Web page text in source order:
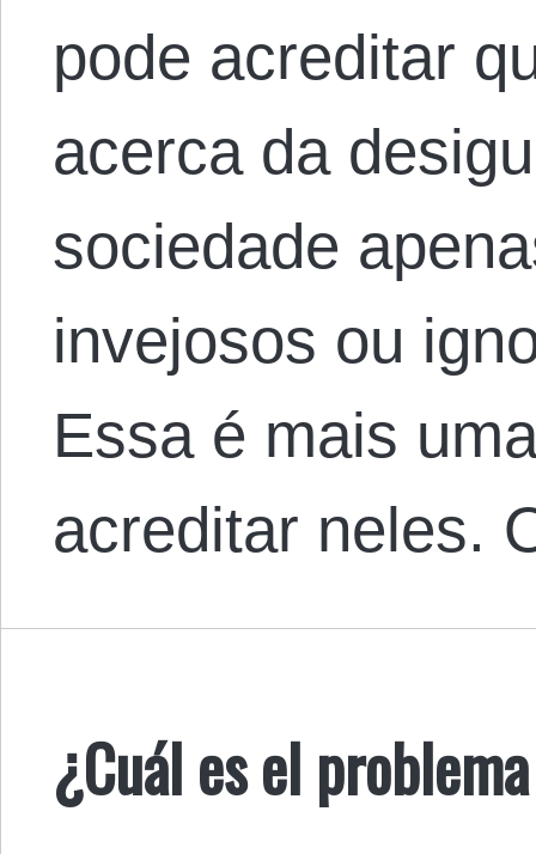
pode acreditar
acerca da
sociedade
invejosos ou
Essa é mais
acreditar neles.
¿Cuál es el